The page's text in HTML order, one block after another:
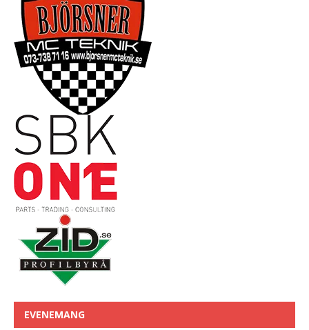
EVENEMANG